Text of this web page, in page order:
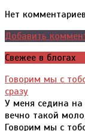
Нет
Добавить
Свежее в блогах
Говорим мы с
сразу
У меня седина
вечно такой
Говорим мы с